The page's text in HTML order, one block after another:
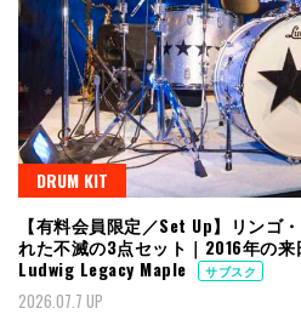
DRUM KIT
【有料会員限定／Set Up】リンゴ
れた不滅の3点セット｜2016年の
Ludwig Legacy Maple
サブスク
2026.07.7 UP